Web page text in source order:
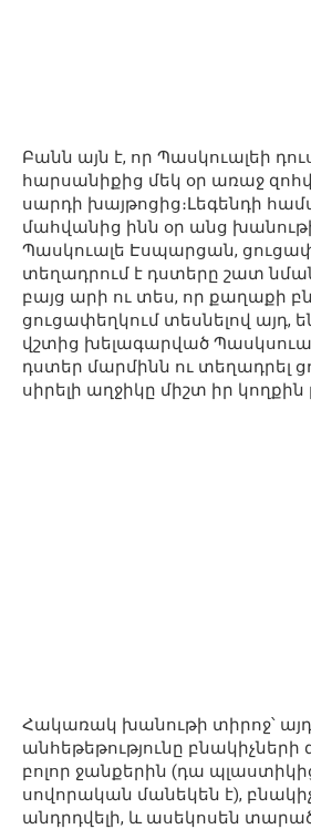
Բանն այն է, որ Պասկուալեի
հարսանիքից մեկ օր առաջ
սարդի խայթոցից։Լեգենդի
մահվանից ինն օր անց
Պասկուալե Էսպարցան,
տեղադրում է դստերը շատ
բայց արի ու տես, որ քաղաքի
ցուցափեղկում տեսնելով այդ,
վշտից խելագարված
դստեր մարմինն ու տեղադրել
սիրելի աղջիկը միշտ իր կողքին
Հակառակ խանութի տիրոջ՝ այդ
անհեթեթությունը բնակիչների
բոլոր ջանքերին (դա
սովորական մանեկեն է),
անդրդվելի, և ասեկոսեն